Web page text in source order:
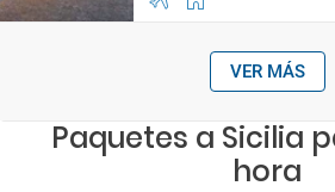
VER MÁS
Paquetes a Sicilia
hora